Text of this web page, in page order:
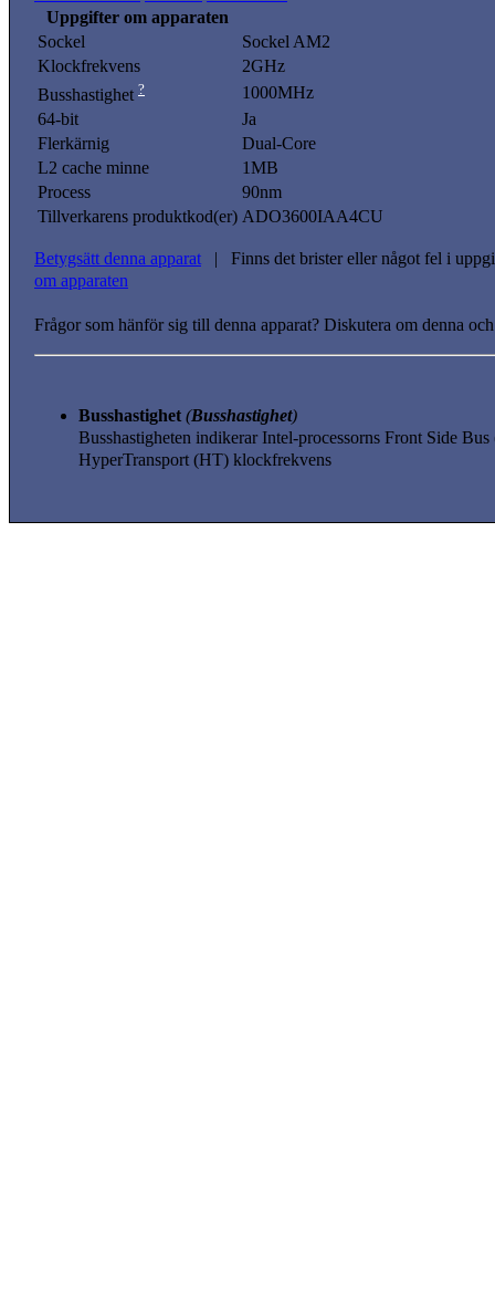
Uppgifter om apparaten
Sockel
Sockel AM2
Klockfrekvens
2GHz
Busshastighet ?
1000MHz
64-bit
Ja
Flerkärnig
Dual-Core
L2 cache minne
1MB
Process
90nm
Tillverkarens produktkod(er) ADO3600IAA4CU
Betygsätt denna apparat | Finns det brister eller något fel i
om apparaten
Frågor som hänför sig till denna apparat? Diskutera om denna
Busshastighet (Busshastighet)
Busshastigheten indikerar Intel-processorns Front Side
HyperTransport (HT) klockfrekvens